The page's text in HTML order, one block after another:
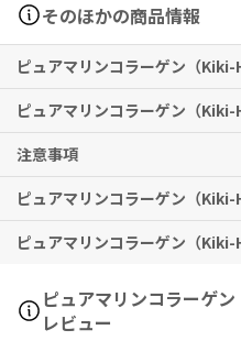
そのほかの商品情報
ピュアマリンコラーゲン（
コラーゲンの補給が可能です。
※有用性には個人差がありますこ
ピュアマリンコラーゲン（
水やスムージー、ジュースに混
1日2回、1回あたりティースプ
ライフスタイルに応じた量を摂
注意事項
直射日光を避け、涼しく湿度の
冷蔵保存は不要です。
サプリメントは、多用な食材を
子供の手の届かない場所に保管
1日の摂取量目安を超えないよ
妊娠中・授乳中の方、服用中の
ピュアマリンコラーゲン（
特に副作用は報告されておりま
ピュアマリンコラーゲン（
100% Hydrolysed Marine
Nutrition: Collagen 7500mg
ピュアマリンコラーゲ
レビュー